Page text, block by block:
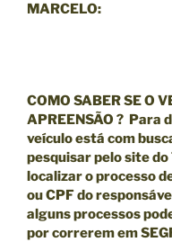
MARCELO:
COMO SABER SE O
APREENSÃO ? Para
veículo está com
pesquisar pelo site
localizar o processo
ou CPF do
alguns processos
por correrem em